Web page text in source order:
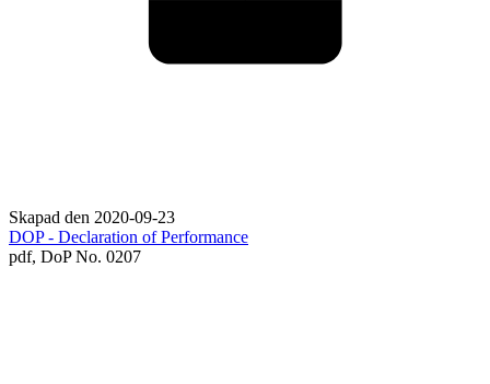
Skapad den 2020-09-23
DOP - Declaration of Performance
pdf, DoP No. 0207